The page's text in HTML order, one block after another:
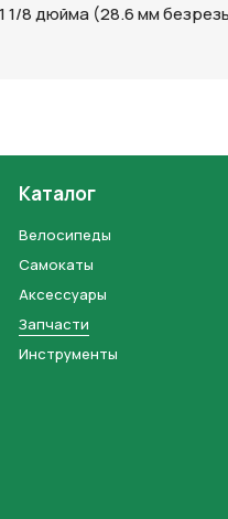
1 1/8 дюйма (28.6 мм
Каталог
Велосипеды
Самокаты
Аксессуары
Запчасти
Инструменты
согласие на обработку